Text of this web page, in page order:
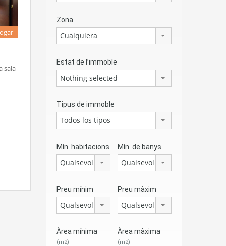
sala
Zona
Cualquiera
Estat de l’immoble
Nothing selected
Tipus de immoble
Todos los tipos
Mín. habitacions
Qualsevol
Mín. de banys
Qualsevol
Preu mínim
Qualsevol
Preu màxim
Qualsevol
Àrea mínima
(m2)
Àrea màxima
(m2)